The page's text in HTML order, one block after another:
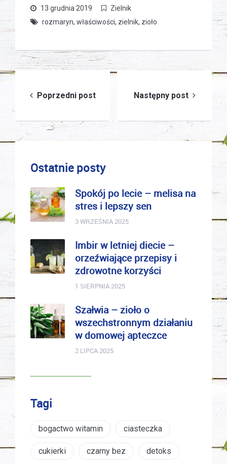
13 grudnia 2019
Zielnik
rozmaryn, właściwości, zielnik, zioło
wpisu
Poprzedni post Następny post
Ostatnie posty
Spokój po lecie – melisa na
stres i lepszy sen
3 WRZEŚNIA 2025
Imbir w letniej diecie –
orzeźwiające przepisy i
zdrowotne korzyści
1 SIERPNIA 2025
Szałwia – zioło o
wszechstronnym działaniu
w domowej apteczce
2 LIPCA 2025
Tagi
bogactwo witamin ciasteczka
cukierki czarny bez detoks